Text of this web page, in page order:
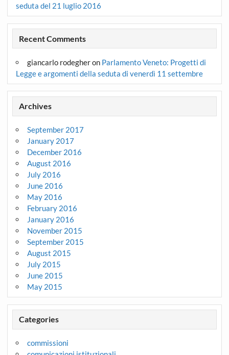
seduta del 21 luglio 2016
Recent Comments
giancarlo rodegheron Parlamento Veneto: Progetti di
Legge e argomenti della seduta di venerdì 11 settembre
Archives
September 2017
January 2017
December 2016
August 2016
July 2016
June 2016
May 2016
February 2016
January 2016
November 2015
September 2015
August 2015
July 2015
June 2015
May 2015
Categories
commissioni